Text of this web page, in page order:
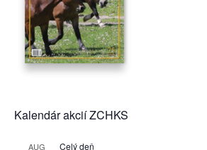
Kalendár akcií ZCHKS
AUG Celý deň